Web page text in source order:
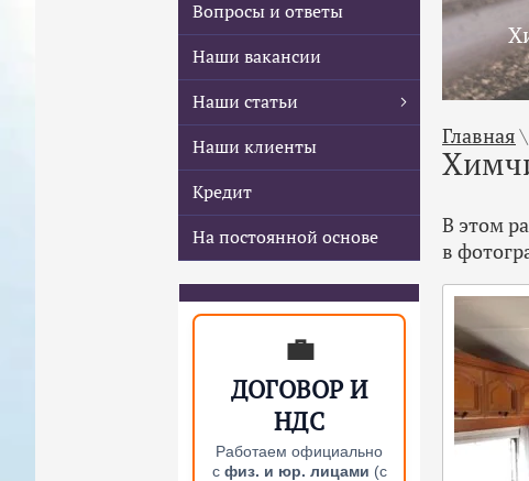
Вопросы и ответы
Наши вакансии
Наши статьи
Наши клиенты
Кредит
На постоянной основе
💼
ДОГОВОР И
НДС
Работаем официально
с физ. и юр. лицами (с
Главная\
В этом
в